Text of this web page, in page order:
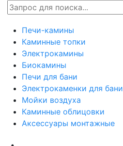
Печи-камины
Каминные топки
Электрокамины
Биокамины
Печи для бани
Электрокаменки для бани
Мойки воздуха
Каминные облицовки
Аксессуары монтажные